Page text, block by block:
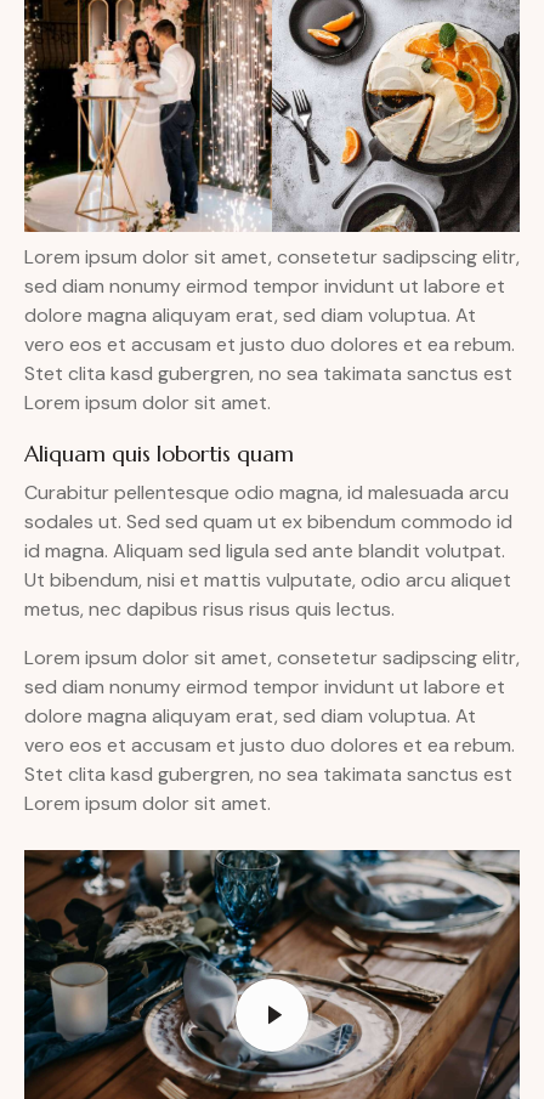
Lorem ipsum dolor sit amet, consetetur sadipscing elitr,
sed diam nonumy eirmod tempor invidunt ut labore et
dolore magna aliquyam erat, sed diam voluptua. At
vero eos et accusam et justo duo dolores et ea rebum.
Stet clita kasd gubergren, no sea takimata sanctus est
Lorem ipsum dolor sit amet.
Aliquam quis lobortis quam
Curabitur pellentesque odio magna, id malesuada arcu
sodales ut. Sed sed quam ut ex bibendum commodo id
id magna. Aliquam sed ligula sed ante blandit volutpat.
Ut bibendum, nisi et mattis vulputate, odio arcu aliquet
metus, nec dapibus risus risus quis lectus.
Lorem ipsum dolor sit amet, consetetur sadipscing elitr,
sed diam nonumy eirmod tempor invidunt ut labore et
dolore magna aliquyam erat, sed diam voluptua. At
vero eos et accusam et justo duo dolores et ea rebum.
Stet clita kasd gubergren, no sea takimata sanctus est
Lorem ipsum dolor sit amet.